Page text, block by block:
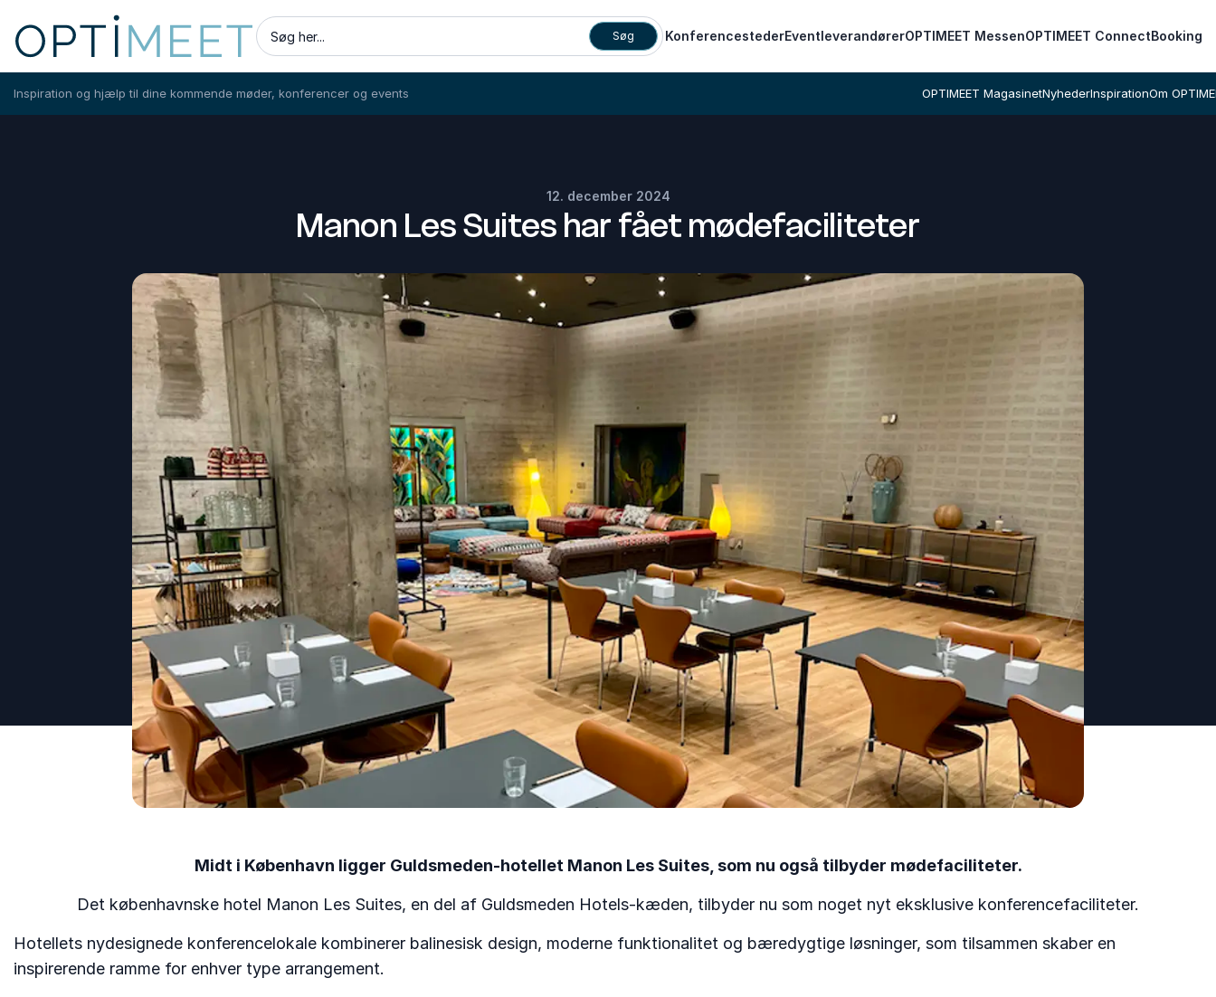
Søg her... Søg KonferencestederEventleverandørerOPTIMEET MessenOPTIMEET ConnectBooking
Inspiration og hjælp til dine kommende møder, konferencer og events OPTIMEET MagasinetNyhederInspirationOm
12. december 2024
Manon Les Suites har fået mødefaciliteter
Midt i København ligger Guldsmeden-hotellet Manon Les Suites, som nu også tilbyder mødefaciliteter.
Det københavnske hotel Manon Les Suites, en del af Guldsmeden Hotels-kæden, tilbyder nu som noget nyt eksklusive konferencefaciliteter.
Hotellets nydesignede konferencelokale kombinerer balinesisk design, moderne funktionalitet og bæredygtige løsninger, som tilsammen skaber en
inspirerende ramme for enhver type arrangement.